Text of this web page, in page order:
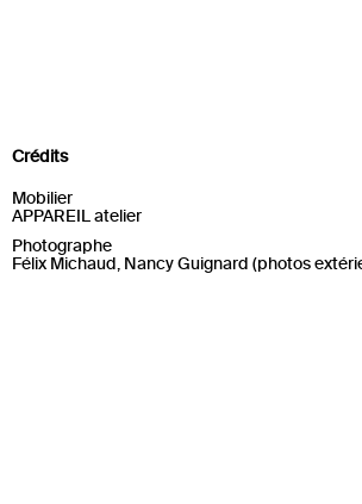
Crédits
Mobilier
APPAREIL atelier
Photographe
Félix Michaud, Nancy Guignard (photos